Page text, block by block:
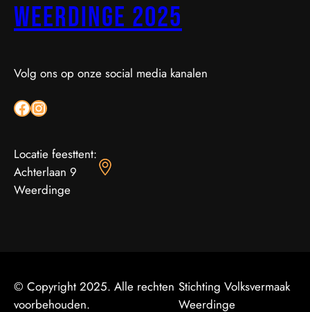
Weerdinge 2025
Volg ons op onze social media kanalen
Facebook Instagram
Locatie feesttent:
Achterlaan 9
Weerdinge
© Copyright 2025. Alle rechten
voorbehouden.
Stichting Volksvermaak
Weerdinge